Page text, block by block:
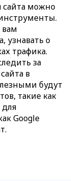
сайта можно
узнавать о
трафика.
за
в
будут
такие как
Google